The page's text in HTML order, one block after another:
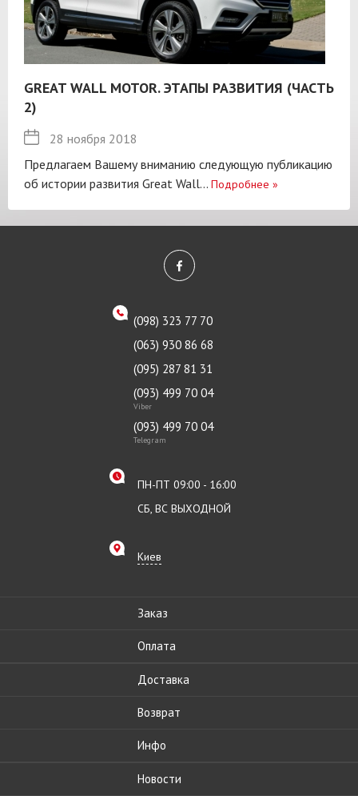
GREAT WALL MOTOR. ЭТАПЫ РАЗВИТИЯ (ЧАСТЬ
2)
28 ноября 2018
Предлагаем Вашему вниманию следующую публикацию
об истории развития Great Wall... Подробнее »
(098) 323 77 70
(063) 930 86 68
(095) 287 81 31
(093) 499 70 04
Viber
(093) 499 70 04
Telegram
ПН-ПТ 09:00 - 16:00
СБ, ВС ВЫХОДНОЙ
Киев
Заказ
Оплата
Доставка
Возврат
Инфо
Новости